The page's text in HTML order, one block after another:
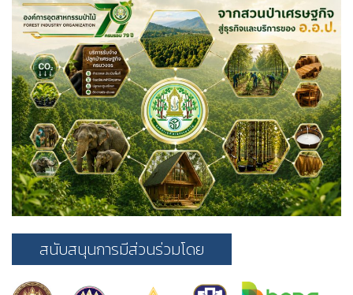
สนับสนุนการมีส่วนร่วมโดย